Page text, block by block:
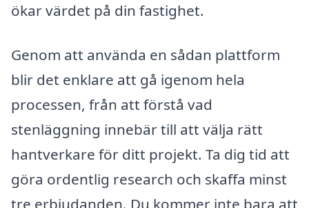
ökar värdet på din fastighet.
Genom att använda en sådan plattform
blir det enklare att gå igenom hela
processen, från att förstå vad
stenläggning innebär till att välja rätt
hantverkare för ditt projekt. Ta dig tid att
göra ordentlig research och skaffa minst
tre erbjudanden. Du kommer inte bara att